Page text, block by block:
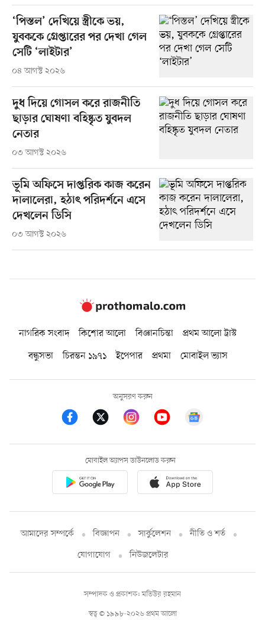
‘পিস্তল’ দেখিয়ে স্ত্রীকে ভয়,
যুবককে গ্রেপ্তারের পর দেখা গেল
সেটি ‘লাইটার’
০৪ আগস্ট ২০২৬
দুধ দিয়ে গোসল করে রাজনীতি
ছাড়ার ঘোষণা বহিষ্কৃত যুবদল
নেতার
০৩ আগস্ট ২০২৬
ভূমি অফিসে দাপ্তরিক কাজ করেন
দালালেরা, হঠাৎ পরিদর্শনে এসে
দেখলেন ডিসি
০৩ আগস্ট ২০২৬
নাগরিক সংবাদ কিশোর আলো বিজ্ঞানচিন্তা
প্রথম আলো ট্রাস্ট
বন্ধুসভা
চিরন্তন ১৯৭১ ইপেপার প্রথমা মোবাইল ভ্যাস
অনুসরণ করুন
মোবাইল অ্যাপস ডাউনলোড করুন
আমাদের সম্পর্কে বিজ্ঞাপন সার্কুলেশন
নীতি ও শর্ত
যোগাযোগ
নিউজলেটার
স্বত্ব © ১৯৯৮-২০২৬ প্রথম আলো
সম্পাদক ও প্রকাশক: মতিউর রহমান